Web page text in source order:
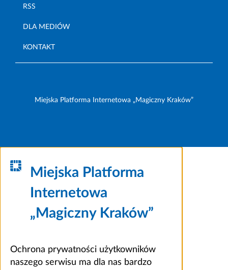
RSS
DLA MEDIÓW
KONTAKT
Miejska Platforma Internetowa „Magiczny Kraków”
Miejska Platforma
Internetowa
„Magiczny Kraków”
Ochrona prywatności użytkowników
naszego serwisu ma dla nas bardzo